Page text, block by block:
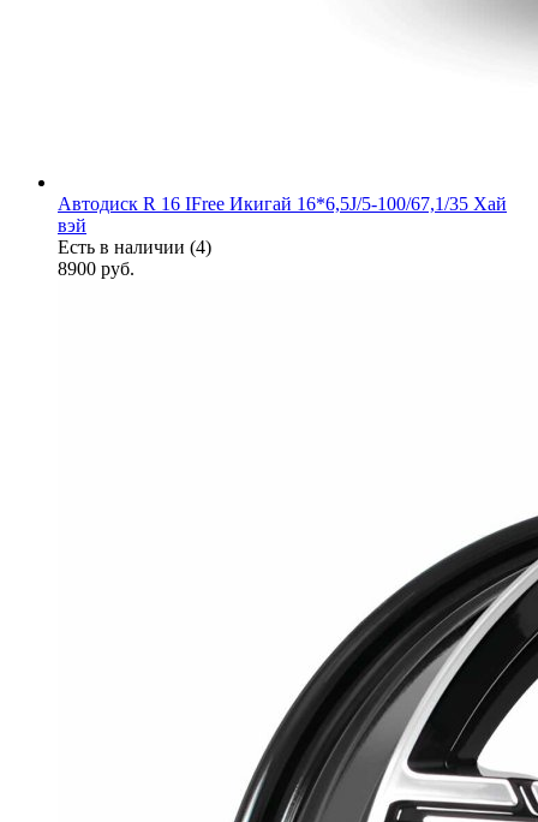
Автодиск R 16 IFree Икигай 16*6,5J/5-100/67,1/35 Хай
вэй
Есть в наличии (4)
8900 руб.